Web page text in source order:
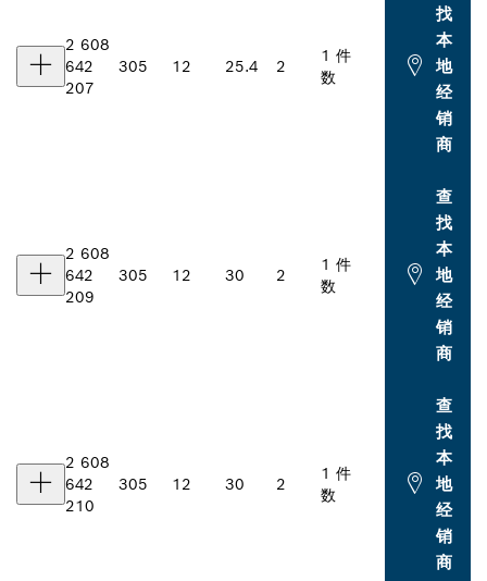
2 608
642
207
305 12 25.4 2
1 件
数
找
本
地
经
销
商
2 608
642
209
305 12 30 2
1 件
数
查
找
本
地
经
销
商
2 608
642
210
305 12 30 2
1 件
数
查
找
本
地
经
销
商